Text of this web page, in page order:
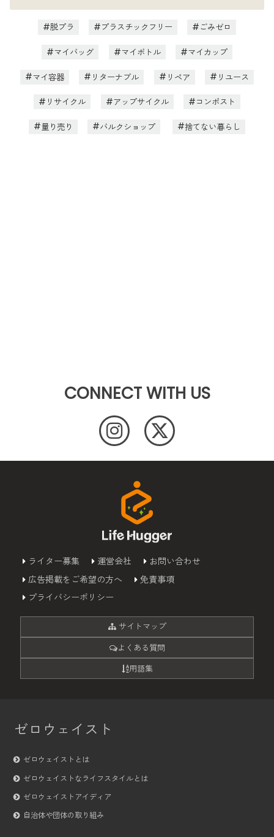
脱プラ プラスチックフリー ごみゼロ
マイバッグ マイボトル マイカップ
マイ容器 リターナブル リペア リユース
リサイクル アップサイクル コンポスト
量り売り バルクショップ 捨てない暮らし
CONNECT WITH US
ライター募集 運営会社
お問い合わせ
広告掲載をご希望の方へ
免責事項
プライバシーポリシー
サイトマップ
よくある質問
用語集
ゼロウェイスト
ゼロウェイストとは
ゼロウェイストなライフスタイルとは
ゼロウェイストアイディア
自治体や団体の取り組み